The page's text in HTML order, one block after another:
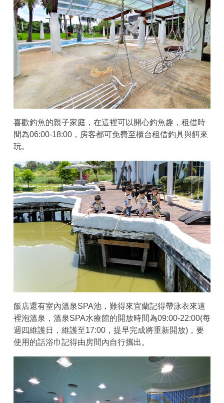
喜歡釣魚的親子家庭，在這裡可以開心釣魚趣，租借時
間為06:00-18:00，房客都可免費至櫃台租借釣具與餌來
玩。
飯店還有室內溫泉SPA池，難得來宜蘭記得帶泳衣來這
裡泡溫泉，溫泉SPA水療館的開放時間為09:00-22:00(每
週四維護日，維護至17:00，提早完成將重新開放)，要
使用的話浴巾記得由房間內自行攜出。